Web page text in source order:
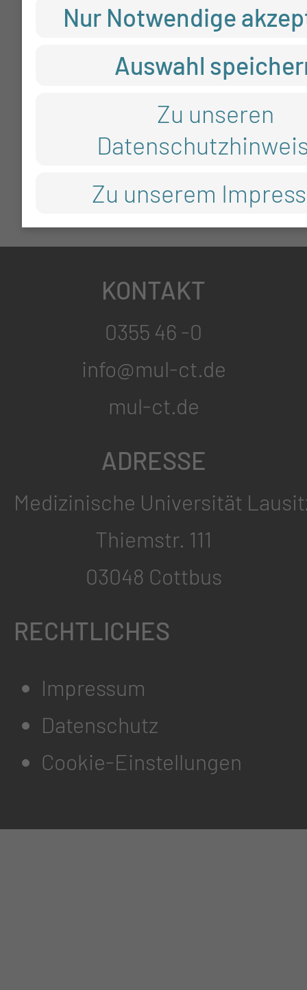
KONTAKT
0355 46 -0
info@mul-ct.de
mul-ct.de
ADRESSE
Medizinische Universität
Thiemstr. 111
03048 Cottbus
RECHTLICHES
Impressum
Datenschutz
Cookie-Einstellungen
Nur Notwendige
Auswahl
Zu unseren
Zu unserem